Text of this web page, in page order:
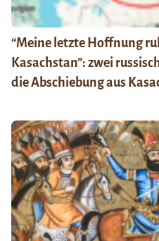
“Meine letzte Hoffnung
Kasachstan”: zwei
die Abschiebung aus